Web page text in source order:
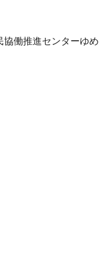
働推進センターゆめ